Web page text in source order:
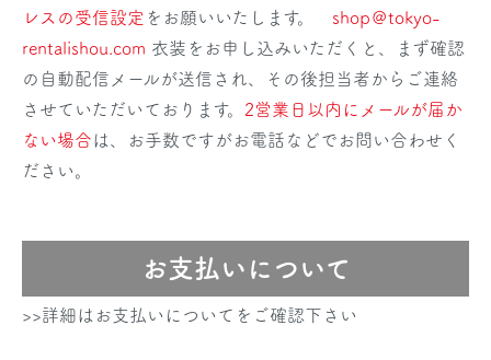
レスの受信設定 をお願いいたします。 shop＠tokyo-
rentalishou.com 衣装をお申し込みいただくと、まず確認
の自動配信メールが送信され、その後担当者からご連絡
させていただいております。 2営業日以内にメールが届か
ない場合は、お手数ですがお電話などでお問い合わせく
ださい。
お支払いについて
>>詳細はお支払いについてをご確認下さい